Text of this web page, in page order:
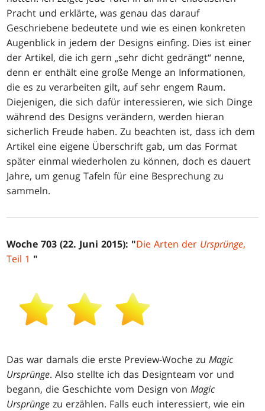
Pracht und erklärte, was genau das darauf
Geschriebene bedeutete und wie es einen konkreten
Augenblick in jedem der Designs einfing. Dies ist einer
der Artikel, die ich gern „sehr dicht gedrängt“ nenne,
denn er enthält eine große Menge an Informationen,
die es zu verarbeiten gilt, auf sehr engem Raum.
Diejenigen, die sich dafür interessieren, wie sich Dinge
während des Designs verändern, werden hieran
sicherlich Freude haben. Zu beachten ist, dass ich dem
Artikel eine eigene Überschrift gab, um das Format
später einmal wiederholen zu können, doch es dauert
Jahre, um genug Tafeln für eine Besprechung zu
sammeln.
Woche 703 (22. Juni 2015): "Die Arten der Ursprünge,
Teil 1 "
Das war damals die erste Preview-Woche zuMagic
Ursprünge. Also stellte ich das Designteam vor und
begann, die Geschichte vom Design vonMagic
Ursprünge zu erzählen. Falls euch interessiert, wie ein